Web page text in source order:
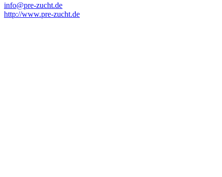
info@pre-zucht.de
http://www.pre-zucht.de